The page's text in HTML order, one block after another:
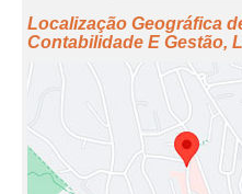
Localização Geográfica
Contabilidade E Gestão,